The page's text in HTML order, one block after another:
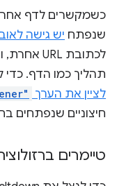
כשמקשרים לדף
שנפתח יש גישה
תהליך כמו הדף. כדי
לציין את הערך
חיצוניים שנפתחים
טיימרים